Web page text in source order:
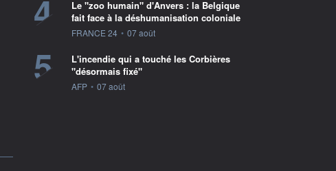
4
Le "zoo humain" d'Anvers : la Belgique
fait face à la déshumanisation coloniale
information fournie par
FRANCE 24 • 07 août
5
L'incendie qui a touché les Corbières
"désormais fixé"
information fournie par
AFP • 07 août